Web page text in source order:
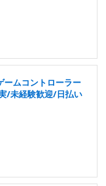
ームコントローラー
/未経験歓迎/日払い